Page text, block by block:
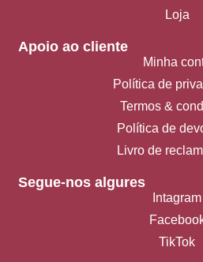
Loja
Apoio ao cliente
Minha
Política de
Termos &
Política de
Livro de
Segue-nos algures
Intagram
TikTok